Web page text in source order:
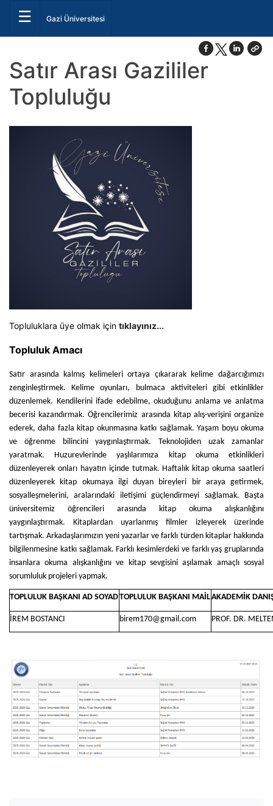
☰ Gazi Üniversitesi
Satır Arası Gazililer
Topluluğu
Topluluklara üye olmak için tıklayınız...
Topluluk Amacı
Satır arasında kalmış kelimeleri ortaya çıkararak kelime dağarcığımızı
zenginleştirmek. Kelime oyunları, bulmaca aktiviteleri gibi etkinlikler
düzenlemek. Kendilerini ifade edebilme, okuduğunu anlama ve anlatma
becerisi kazandırmak. Öğrencilerimiz arasında kitap alış-verişini organize
ederek, daha fazla kitap okunmasına katkı sağlamak. Yaşam boyu okuma
ve öğrenme bilincini yaygınlaştırmak. Teknolojiden uzak zamanlar
yaratmak. Huzurevlerinde yaşlılarımıza kitap okuma etkinlikleri
düzenleyerek onları hayatın içinde tutmak. Haftalık kitap okuma saatleri
düzenleyerek kitap okumaya ilgi duyan bireyleri bir araya getirmek,
sosyalleşmelerini, aralarındaki iletişimi güçlendirmeyi sağlamak. Başta
üniversitemiz öğrencileri arasında kitap okuma alışkanlığını
yaygınlaştırmak. Kitaplardan uyarlanmış filmler izleyerek üzerinde
tartışmak. Arkadaşlarımızın yeni yazarlar ve farklı türden kitaplar hakkında
bilgilenmesine katkı sağlamak. Farklı kesimlerdeki ve farklı yaş gruplarında
insanlara okuma alışkanlığını ve kitap sevgisini aşılamak amaçlı sosyal
sorumluluk projeleri yapmak.
TOPLULUK BAŞKANI AD SOYADTOPLULUK BAŞKANI MAİLAKADEMİK
İREM BOSTANCI birem170@gmail.com PROF. DR.